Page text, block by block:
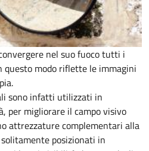
nel suo fuoco tutti i
questo modo riflette le immagini
sono infatti utilizzati in
per migliorare il campo visivo
attrezzature complementari alla
posizionati in